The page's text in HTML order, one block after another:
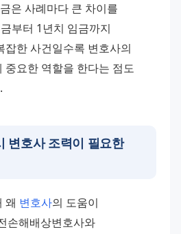
은 사례마다 큰 차이를
부터 1년치 임금까지
잡한 사건일수록 변호사의
중요한 역할을 한다는 점도
변호사 조력이 필요한
왜 변호사의 도움이